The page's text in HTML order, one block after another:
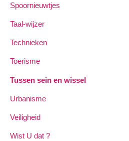
Spoornieuwtjes
Taal-wijzer
Technieken
Toerisme
Tussen sein en wissel
Urbanisme
Veiligheid
Wist U dat ?